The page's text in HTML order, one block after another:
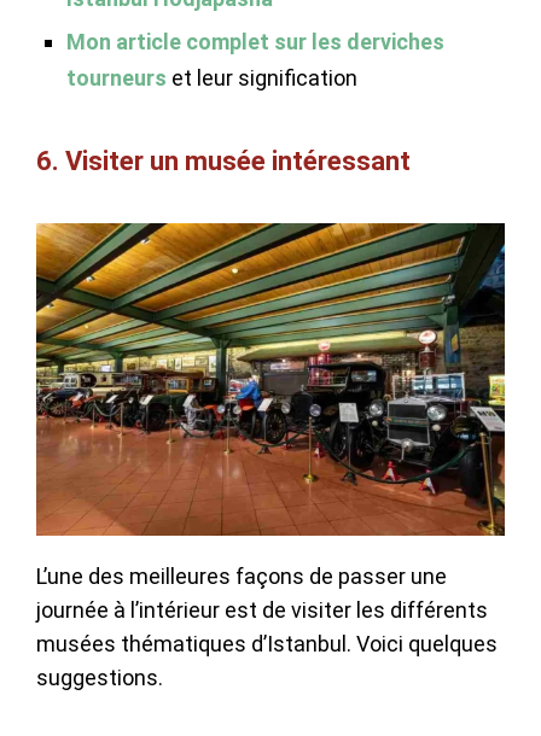
Mon article complet sur les derviches
tourneurs et leur signification
6. Visiter un musée intéressant
L’une des meilleures façons de passer une
journée à l’intérieur est de visiter les différents
musées thématiques d’Istanbul. Voici quelques
suggestions.